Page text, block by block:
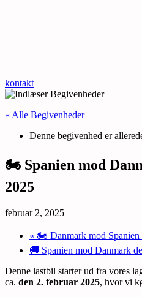
kontakt
« Alle Begivenheder
Denne begivenhed er
🏍️ Spanien mod
2025
februar 2, 2025
« 🏍️ Danmark mod Spanien
🚚 Spanien mod Danmark
Denne lastbil starter ud fra vores
ca. den 2. februar 2025, hvor vi